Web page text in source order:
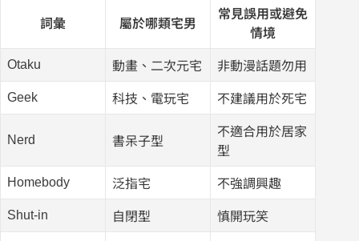
詞彙 屬於哪類宅男
常見誤用或避免
情境
Otaku 動畫、二次元宅 非動漫話題勿用
Geek 科技、電玩宅 不建議用於死宅
Nerd 書呆子型
不適合用於居家
型
Homebody 泛指宅 不強調興趣
Shut-in 自閉型 慎開玩笑